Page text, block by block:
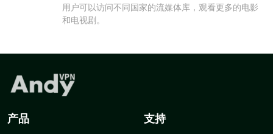
用户可以访问不同国家的流媒体库，观看更多的电影
和电视剧。
产品 支持